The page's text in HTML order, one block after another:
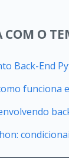
COM O
Back-End
funciona